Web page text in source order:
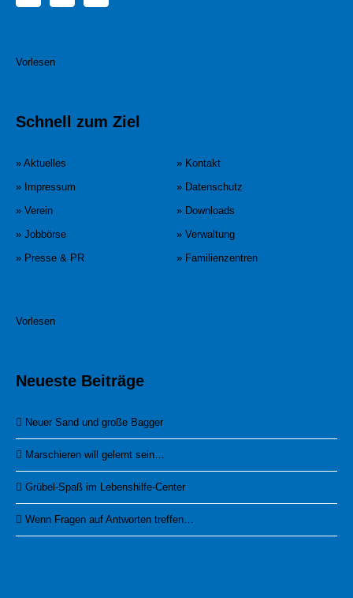
Vorlesen
Schnell zum Ziel
» Aktuelles
» Kontakt
» Impressum
» Datenschutz
» Verein
» Downloads
» Jobbörse
» Verwaltung
» Presse & PR
» Familienzentren
Vorlesen
Neueste Beiträge
Neuer Sand und große Bagger
Marschieren will gelernt sein…
Grübel-Spaß im Lebenshilfe-Center
Wenn Fragen auf Antworten treffen…